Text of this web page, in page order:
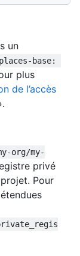
un
base:
plus
de l’accès
org/my-
privé
projet. Pour